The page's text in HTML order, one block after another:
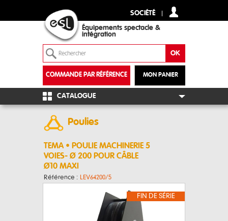
SOCIÉTÉ
Équipements spectacle &
intégration
MON PANIER
COMMANDE PAR RÉFÉRENCE
+
CATALOGUE
Poulies
TEMA • POULIE MACHINERIE 5
VOIES- Ø 200 POUR CÂBLE
Ø10 MAXI
Référence : LEV64200/5
FIN DE SÉRIE